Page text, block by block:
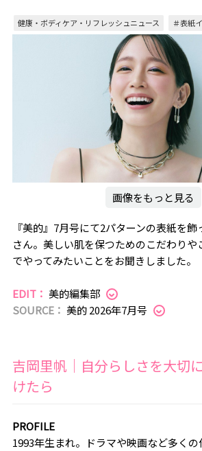
健康・ボディケア・リフレッシュニュース ＃表紙
画像をもっと見る
『美的』7月号にて2パターンの表紙を
さん。美しい肌を保つためのこだわりや
でやってみたいことをお聞きしました。
EDIT： 美的編集部
SOURCE： 美的 2026年7月号
吉岡里帆｜自分らしさを大切
けたら
PROFILE
1993年生まれ。ドラマや映画など多く